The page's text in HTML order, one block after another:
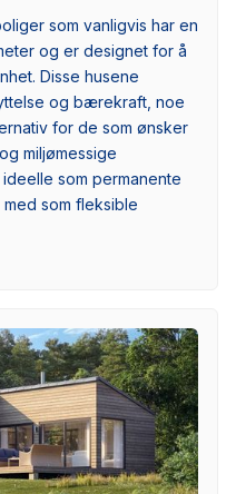
som vanligvis har en
og er designet for å
Disse husene
og bærekraft, noe
for de som ønsker
miljømessige
som permanente
som fleksible